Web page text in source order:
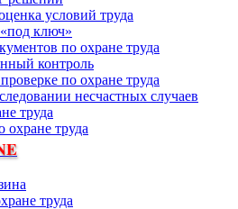
условий труда
ключ»
по охране труда
контроль
по охране труда
несчастных случаев
труда
охране труда
труда